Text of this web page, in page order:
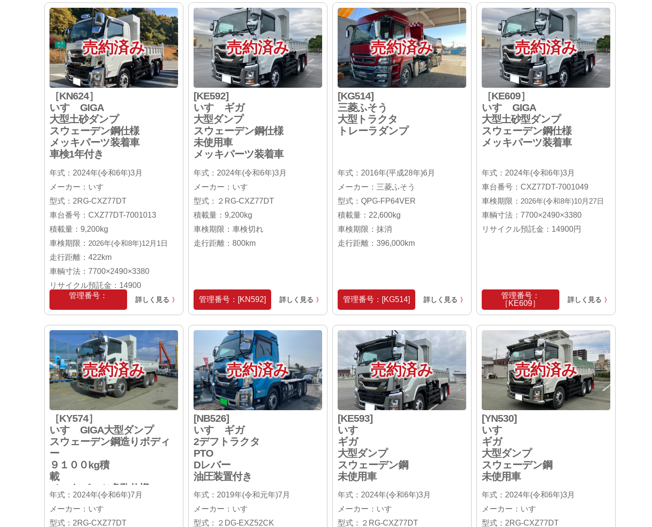
売約済み
［KN624］
いすゞGIGA
大型土砂ダンプ
スウェーデン鋼仕様
メッキパーツ装着車
車検1年付き
年式：2024年(令和6年)3月
メーカー：いすゞ
型式：2RG-CXZ77DT
車台番号：CXZ77DT-7001013
積載量：9,200kg
車検期限： 2026年(令和8年)12月1日
走行距離：422km
車輌寸法：7700×2490×3380
リサイクル預託金：14900
管理番号：
KN624］
詳しく見る 〉
売約済み
[KE592]
いすゞギガ
大型ダンプ
スウェーデン鋼仕様
未使用車
メッキパーツ装着車
年式：2024年(令和6年)3月
メーカー：いすゞ
型式：２RG-CXZ77DT
積載量：9,200kg
車検期限：車検切れ
走行距離：800km
管理番号：[KN592] 詳しく見る 〉
売約済み
[KG514]
三菱ふそう
大型トラクタ
トレーラダンプ
年式：2016年(平成28年)6月
メーカー：三菱ふそう
型式：QPG-FP64VER
積載量：22,600kg
車検期限：抹消
走行距離：396,000km
管理番号：[KG514] 詳しく見る 〉
売約済み
［KE609］
いすゞGIGA
大型土砂型ダンプ
スウェーデン鋼仕様
メッキパーツ装着車
年式：2024年(令和6年)3月
車台番号：CXZ77DT-7001049
車検期限： 2026年(令和8年)10月27日
車輌寸法：7700×2490×3380
リサイクル預託金：14900円
管理番号：
［KE609］
詳しく見る 〉
売約済み
［KY574］
いすゞGIGA大型ダンプ
スウェーデン鋼造りボディ
ー
９１００kg積
載
メッキパーツ多数仕様
未使用車
年式：2024年(令和6年)7月
メーカー：いすゞ
型式：2RG-CXZ77DT
売約済み
[NB526]
いすゞギガ
2デフトラクタ
PTO
Dレバー
油圧装置付き
年式：2019年(令和元年)7月
メーカー：いすゞ
型式：２DG-EXZ52CK
売約済み
[KE593]
いすゞ
ギガ
大型ダンプ
スウェーデン鋼
未使用車
年式：2024年(令和6年)3月
メーカー：いすゞ
型式：２RG-CXZ77DT
売約済み
[YN530]
いすゞ
ギガ
大型ダンプ
スウェーデン鋼
未使用車
年式：2024年(令和6年)3月
メーカー：いすゞ
型式：2RG-CXZ77DT